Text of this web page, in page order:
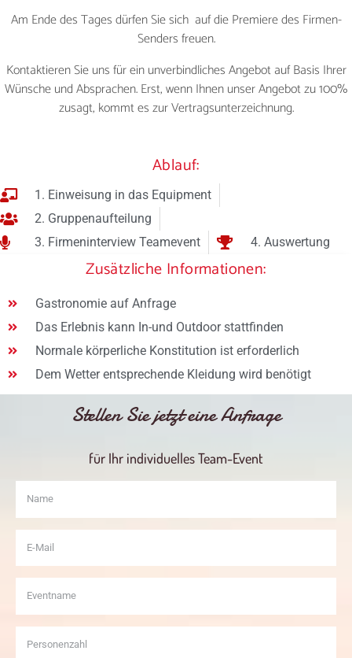
Am Ende des Tages dürfen Sie sich auf die Premiere des Firmen-
Senders freuen.
Kontaktieren Sie uns für ein unverbindliches Angebot auf Basis Ihrer
Wünsche und Absprachen. Erst, wenn Ihnen unser Angebot zu 100%
zusagt, kommt es zur Vertragsunterzeichnung.
Ablauf:
1. Einweisung in das Equipment
2. Gruppenaufteilung
3. Firmeninterview Teamevent
4. Auswertung
Zusätzliche Informationen:
Gastronomie auf Anfrage
Das Erlebnis kann In-und Outdoor stattfinden
Normale körperliche Konstitution ist erforderlich
Dem Wetter entsprechende Kleidung wird benötigt
Stellen Sie jetzt eine Anfrage
für Ihr individuelles Team-Event